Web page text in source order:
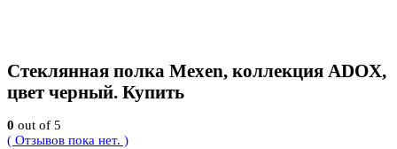
Стеклянная полка Mexen, коллекция ADOX,
цвет черный. Купить
0 out of 5
( Отзывов пока нет. )